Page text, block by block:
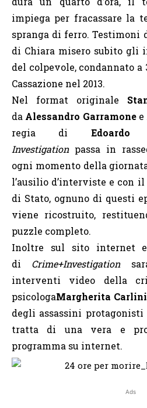
impiega per fracassare la
spranga di ferro.
di Chiara misero subito gli
del colpevole, condannato
Cassazione nel 2013.
Nel format originale
da Alessandro Garramonee
regia di Edoardo
Investigationpassa in
ogni momento della
l’ausilio d’interviste e con
di Stato, ognuno di questi
viene ricostruito,
puzzle completo.
Inoltre sul sito internet
di Crime+Investigation
interventi video della
psicologaMargherita
degli assassini
tratta di una vera e
programma su internet.
Ads